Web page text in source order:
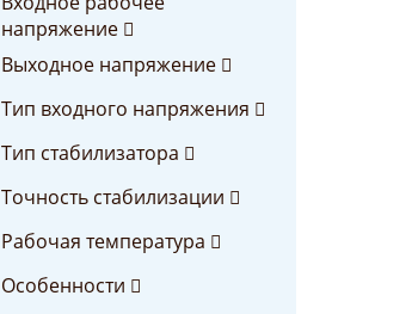
напряжение
Выходное напряжение
Тип входного напряжения
Тип стабилизатора
Точность стабилизации
Рабочая температура
Особенности